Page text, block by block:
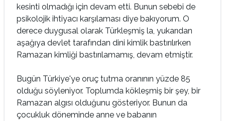
kesinti olmadığı için devam etti. Bunun sebebi de
psikolojik ihtiyacı kar­şılaması diye bakıyorum. O
derece duygusal olarak Türkleşmiş la, yukarıdan
aşağıya devlet tarafından dini kimlik bastırılırken
Ramazan kimliği bastırılamamış, devam etmiştir.
Bugün Türkiye'ye oruç tutma oranının yüzde 85
olduğu söyleniyor. Top­lumda kökleşmiş bir şey, bir
Ramazan algısı oldu­ğunu gösteriyor. Bunun da
çocukluk döneminde anne ve babanın